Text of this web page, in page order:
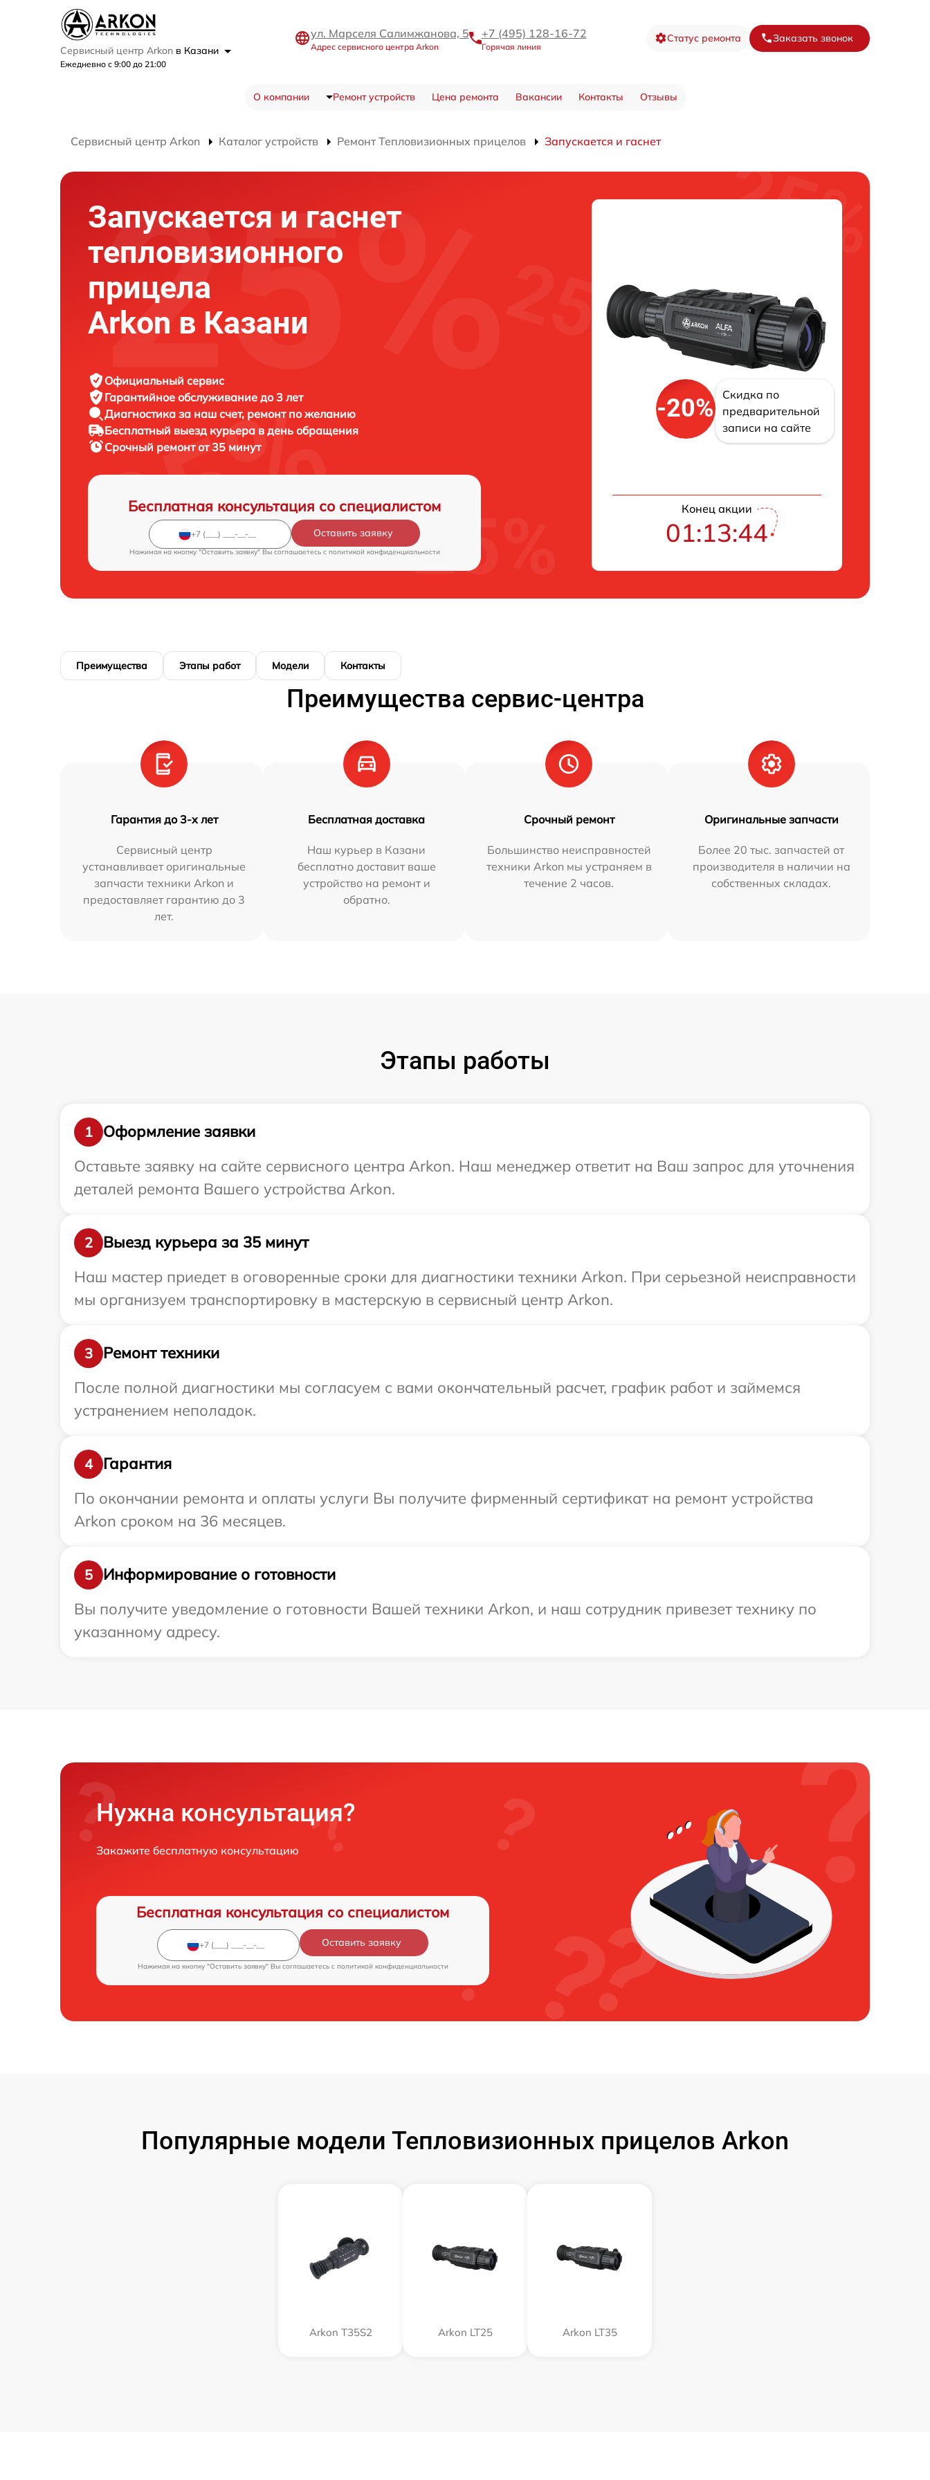
Сервисный центр Arkon в Казани
Ежедневно с 9:00 до 21:00
ул. Марселя Салимжанова, 5
Адрес сервисного центра Arkon
+7 (495) 128-16-72
Горячая линия
Статус ремонта Заказать звонок
О компании Ремонт устройств Цена ремонта Вакансии Контакты Отзывы
Сервисный центр Arkon Каталог устройств Ремонт Тепловизионных прицелов Запускается и гаснет
Запускается и гаснет
тепловизионного
прицела
Arkon в Казани
Официальный сервис
Гарантийное обслуживание до 3 лет
Диагностика за наш счет, ремонт по желанию
Бесплатный выезд курьера в день обращения
Срочный ремонтот 35 минут
Бесплатная консультация со специалистом
Оставить заявку
Нажимая на кнопку "Оставить заявку" Вы соглашаетесь c политикой конфиденциальности
-20%
Скидка по
предварительной
записи на сайте
Конец акции
01:13:43
Преимущества Этапы работ Модели Контакты
Преимущества сервис-центра
Гарантия до 3-х лет
Сервисный центр
устанавливает оригинальные
запчасти техники Arkon и
предоставляет гарантию до 3
лет.
Бесплатная доставка
Наш курьер в Казани
бесплатно доставит ваше
устройство на ремонт и
обратно.
Срочный ремонт
Большинство неисправностей
техники Arkon мы устраняем в
течение 2 часов.
Оригинальные запчасти
Более 20 тыс. запчастей от
производителя в наличии на
собственных складах.
Этапы работы
1
Оформление заявки
Оставьте заявку на сайте сервисного центра Arkon. Наш менеджер ответит на Ваш запрос для уточнения
деталей ремонта Вашего устройства Arkon.
2
Выезд курьера за 35 минут
Наш мастер приедет в оговоренные сроки для диагностики техники Arkon. При серьезной неисправности
мы организуем транспортировку в мастерскую в сервисный центр Arkon.
3
Ремонт техники
После полной диагностики мы согласуем с вами окончательный расчет, график работ и займемся
устранением неполадок.
4
Гарантия
По окончании ремонта и оплаты услуги Вы получите фирменный сертификат на ремонт устройства
Arkon сроком на 36 месяцев.
5
Информирование о готовности
Вы получите уведомление о готовности Вашей техники Arkon, и наш сотрудник привезет технику по
указанному адресу.
Нужна консультация?
Закажите бесплатную консультацию
Бесплатная консультация со специалистом
Оставить заявку
Нажимая на кнопку "Оставить заявку" Вы соглашаетесь c политикой конфиденциальности
Популярные модели Тепловизионных прицелов Arkon
Arkon T35S2 Arkon LT25 Arkon LT35